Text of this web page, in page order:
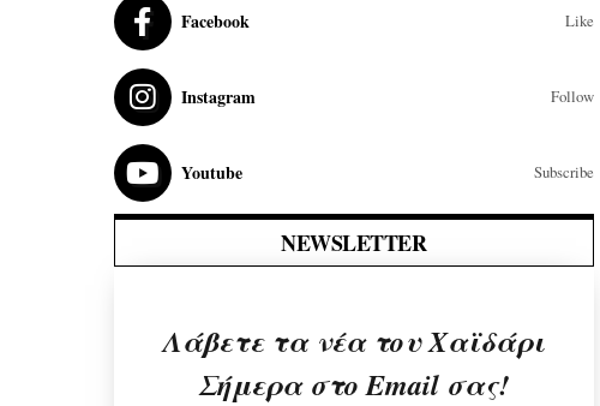
Facebook Like
Instagram Follow
Youtube Subscribe
NEWSLETTER
Λάβετε τα νέα του Χαϊδάρι
Σήμερα στο Email σας!